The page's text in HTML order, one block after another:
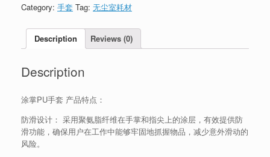
Category: 手套 Tag: 无尘室耗材
Description Reviews (0)
Description
涂掌PU手套 产品特点：
防滑设计： 采用聚氨脂纤维在手掌和指尖上的涂层，有效提供防
滑功能，确保用户在工作中能够牢固地抓握物品，减少意外滑动的
风险。